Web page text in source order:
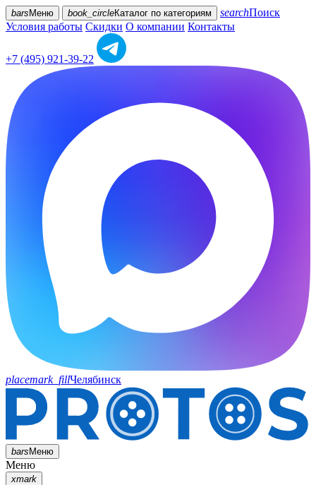
bars Меню book_circleКаталог по категориям searchПоиск
Условия работы Скидки О компании Контакты
+7 (495) 921-39-22
placemark_fillЧелябинск
barsМеню
Меню
xmark